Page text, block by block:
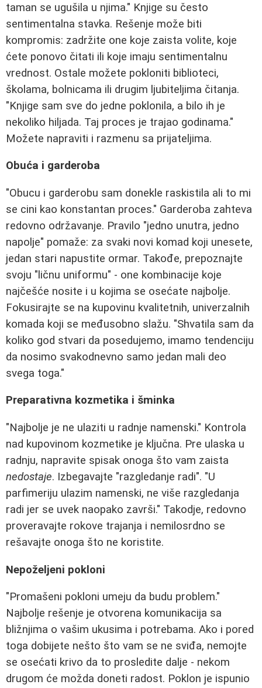
taman se ugušila u njima." Knjige su često
sentimentalna stavka. Rešenje može biti
kompromis: zadržite one koje zaista volite, koje
ćete ponovo čitati ili koje imaju sentimentalnu
vrednost. Ostale možete pokloniti biblioteci,
školama, bolnicama ili drugim ljubiteljima čitanja.
"Knjige sam sve do jedne poklonila, a bilo ih je
nekoliko hiljada. Taj proces je trajao godinama."
Možete napraviti i razmenu sa prijateljima.
Obuća i garderoba
"Obucu i garderobu sam donekle raskistila ali to mi
se cini kao konstantan proces." Garderoba zahteva
redovno održavanje. Pravilo "jedno unutra, jedno
napolje" pomaže: za svaki novi komad koji unesete,
jedan stari napustite ormar. Takođe, prepoznajte
svoju "ličnu uniformu" - one kombinacije koje
najčešće nosite i u kojima se osećate najbolje.
Fokusirajte se na kupovinu kvalitetnih, univerzalnih
komada koji se međusobno slažu. "Shvatila sam da
koliko god stvari da posedujemo, imamo tendenciju
da nosimo svakodnevno samo jedan mali deo
svega toga."
Preparativna kozmetika i šminka
"Najbolje je ne ulaziti u radnje namenski." Kontrola
nad kupovinom kozmetike je ključna. Pre ulaska u
radnju, napravite spisak onoga što vam zaista
nedostaje. Izbegavajte "razgledanje radi". "U
parfimeriju ulazim namenski, ne više razgledanja
radi jer se uvek naopako završi." Takodje, redovno
proveravajte rokove trajanja i nemilosrdno se
rešavajte onoga što ne koristite.
Nepoželjeni pokloni
"Promašeni pokloni umeju da budu problem."
Najbolje rešenje je otvorena komunikacija sa
bližnjima o vašim ukusima i potrebama. Ako i pored
toga dobijete nešto što vam se ne sviđa, nemojte
se osećati krivo da to prosledite dalje - nekom
drugom će možda doneti radost. Poklon je ispunio